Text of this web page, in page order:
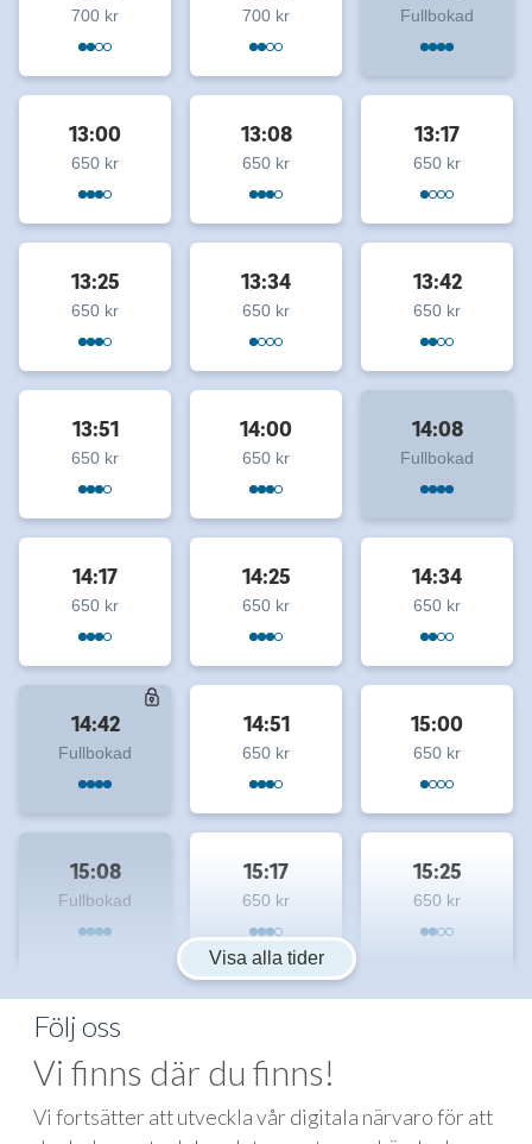
700 kr 700 kr Fullbokad
13:00
650 kr
13:08
650 kr
13:17
650 kr
13:25
650 kr
13:34
650 kr
13:42
650 kr
13:51
650 kr
14:00
650 kr
14:08
Fullbokad
14:17
650 kr
14:25
650 kr
14:34
650 kr
14:42
Fullbokad
14:51
650 kr
15:00
650 kr
15:08
Fullbokad
15:17
650 kr
15:25
650 kr
Visa alla tider
Följ oss
Vi finns där du finns!
Vi fortsätter att utveckla vår digitala närvaro för att